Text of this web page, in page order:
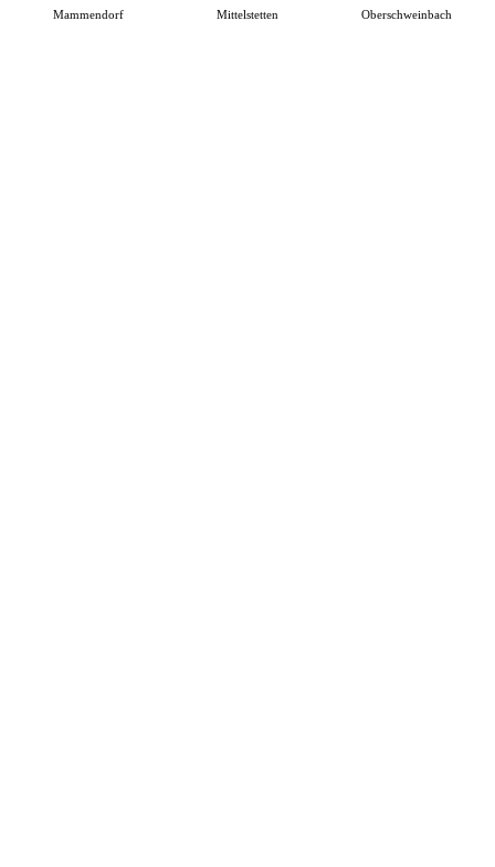
Mammendorf Mittelstetten Oberschweinbach